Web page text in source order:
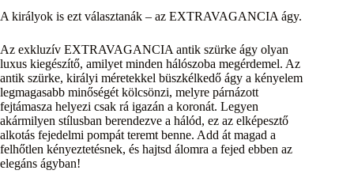
A királyok is ezt választanák – az EXTRAVAGANCIA ágy.
Az exkluzív EXTRAVAGANCIA antik szürke ágy olyan
luxus kiegészítő, amilyet minden hálószoba megérdemel. Az
antik szürke, királyi méretekkel büszkélkedő ágy a kényelem
legmagasabb minőségét kölcsönzi, melyre párnázott
fejtámasza helyezi csak rá igazán a koronát. Legyen
akármilyen stílusban berendezve a hálód, ez az elképesztő
alkotás fejedelmi pompát teremt benne. Add át magad a
felhőtlen kényeztetésnek, és hajtsd álomra a fejed ebben az
elegáns ágyban!